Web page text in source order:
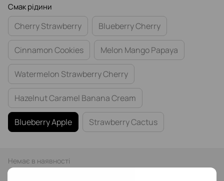
Смак рідини
Cherry Strawberry Blueberry Cherry
Cinnamon Cookies Melon Mango Papaya
Watermelon Strawberry Cherry
Hazelnut Caramel Banana Cream
Blueberry Apple Strawberry Cactus
Немає в наявності